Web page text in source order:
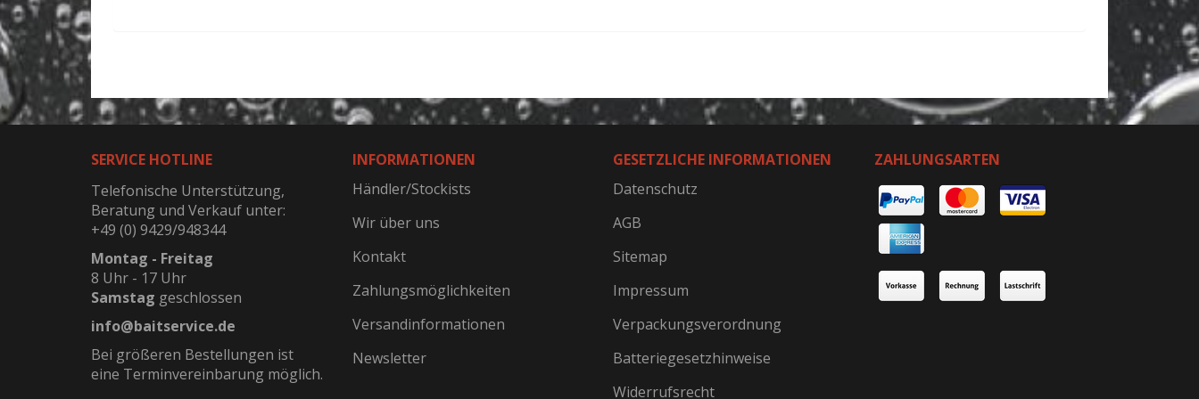
SERVICE HOTLINE
Telefonische Unterstützung,
Beratung und Verkauf unter:
+49 (0) 9429/948344
Montag - Freitag
8 Uhr - 17 Uhr
Samstag geschlossen
info@baitservice.de
Bei größeren Bestellungen ist
eine Terminvereinbarung möglich.
INFORMATIONEN
Händler/Stockists
Wir über uns
Kontakt
Zahlungsmöglichkeiten
Versandinformationen
Newsletter
GESETZLICHE INFORMATIONEN
Datenschutz
AGB
Sitemap
Impressum
Verpackungsverordnung
Batteriegesetzhinweise
Widerrufsrecht
ZAHLUNGSARTEN